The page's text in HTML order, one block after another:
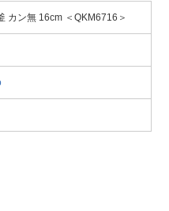
カン無 16cm ＜QKM6716＞